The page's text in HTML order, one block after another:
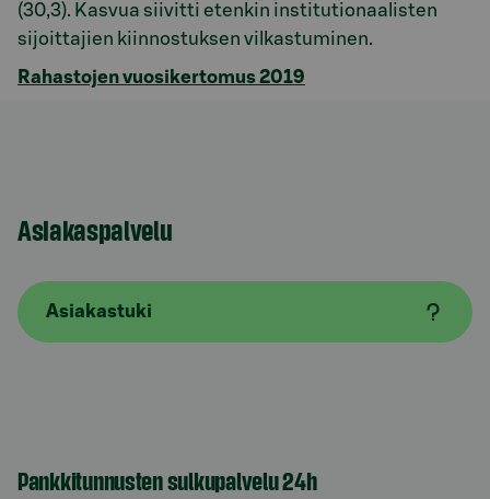
(30,3). Kasvua siivitti etenkin institutionaalisten
sijoittajien kiinnostuksen vilkastuminen.
Rahastojen vuosikertomus 2019
Asiakaspalvelu
Asiakastuki
Pankkitunnusten sulkupalvelu 24h